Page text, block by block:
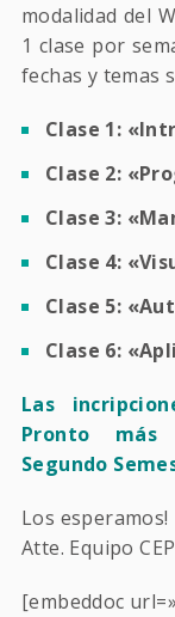
modalidad del
1 clase por
fechas y temas
Clase 1:
Clase 2:
Clase 3:
Clase 4:
Clase 5:
Clase 6:
Las
Pronto más
Segundo
Los esperamos!
Atte. Equipo
[embeddoc